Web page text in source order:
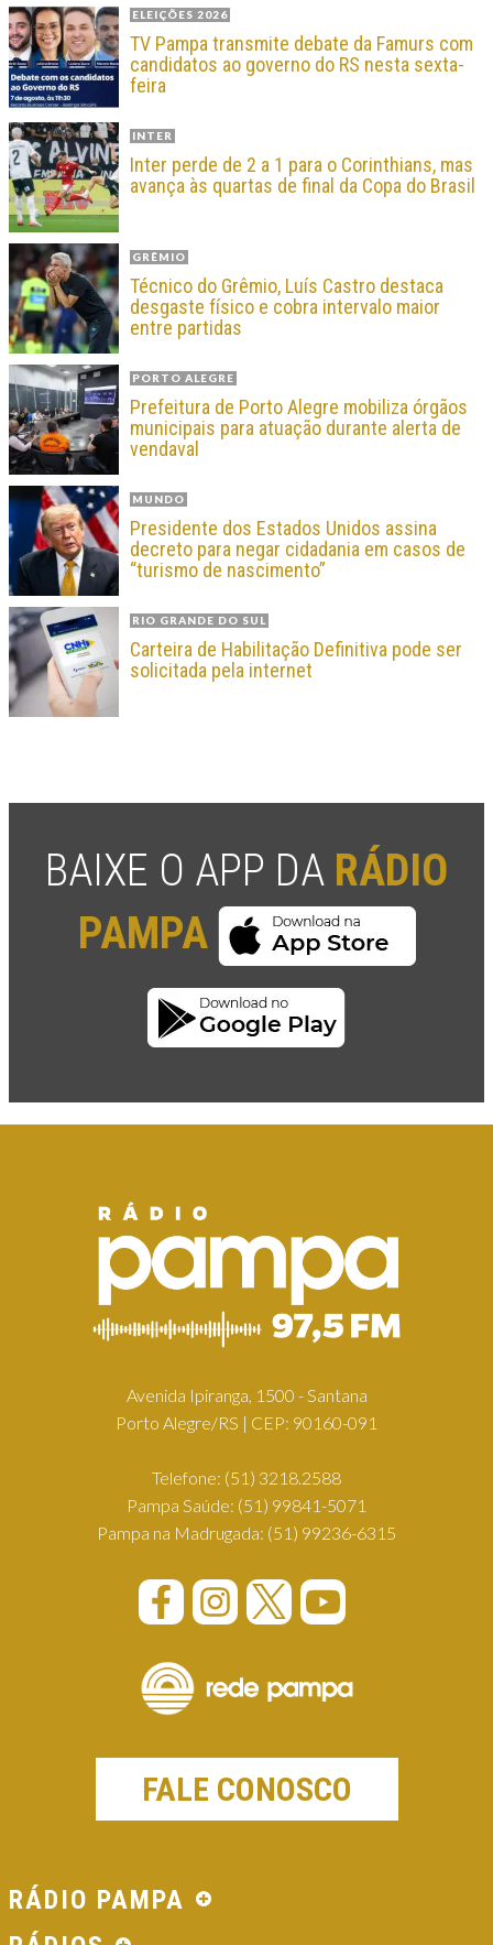
ELEIÇÕES 2026
TV Pampa transmite debate da Famurs com
candidatos ao governo do RS nesta sexta-
feira
INTER
Inter perde de 2 a 1 para o Corinthians, mas
avança às quartas de final da Copa do Brasil
GRÊMIO
Técnico do Grêmio, Luís Castro destaca
desgaste físico e cobra intervalo maior
entre partidas
PORTO ALEGRE
Prefeitura de Porto Alegre mobiliza órgãos
municipais para atuação durante alerta de
vendaval
MUNDO
Presidente dos Estados Unidos assina
decreto para negar cidadania em casos de
“turismo de nascimento”
RIO GRANDE DO SUL
Carteira de Habilitação Definitiva pode ser
solicitada pela internet
BAIXE O APP DA RÁDIO
PAMPA
Avenida Ipiranga, 1500 - Santana
Porto Alegre/RS | CEP: 90160-091
Telefone: (51) 3218.2588
Pampa Saúde: (51) 99841-5071
Pampa na Madrugada: (51) 99236-6315
FALE CONOSCO
RÁDIO PAMPA